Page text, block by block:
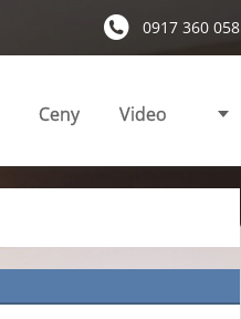
0917 360 058
Ceny Video